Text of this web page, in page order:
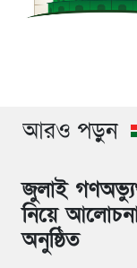
আরও পড়ুন
জুলাই
নিয়ে
অনুষ্ঠিত